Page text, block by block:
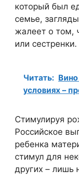
который был
семье,
жалеет о том,
или сестренки.
Читать:
условиях –
Стимулируя
Российское
ребенка
стимул для
других – лишь